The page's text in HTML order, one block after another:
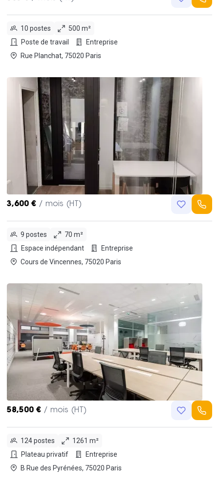
10 postes
500 m²
Poste de travail
Entreprise
Rue Planchat, 75020 Paris
3,600 € / mois (HT)
9 postes
70 m²
Espace indépendant
Entreprise
Cours de Vincennes, 75020 Paris
58,500 € / mois (HT)
124 postes
1261 m²
Plateau privatif
Entreprise
B Rue des Pyrénées, 75020 Paris